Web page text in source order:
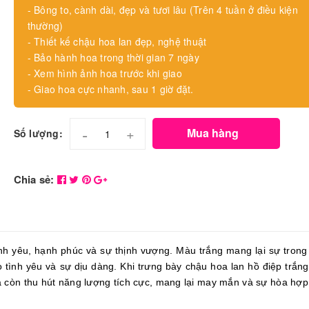
- Bông to, cành dài, đẹp và tươi lâu (Trên 4 tuần ở điều kiện
thường)
- Thiết kế chậu hoa lan đẹp, nghệ thuật
- Bảo hành hoa trong thời gian 7 ngày
- Xem hình ảnh hoa trước khi giao
- Giao hoa cực nhanh, sau 1 giờ đặt.
Số lượng: - + Mua hàng
Chia sẻ:
yêu, hạnh phúc và sự thịnh vượng. Màu trắng mang lại sự trong
yêu và sự dịu dàng. Khi trưng bày chậu hoa lan hồ điệp
thu hút năng lượng tích cực, mang lại may mắn và sự hòa